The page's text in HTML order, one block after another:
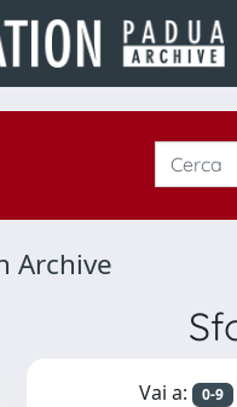
Archive
Vai a: 0-9